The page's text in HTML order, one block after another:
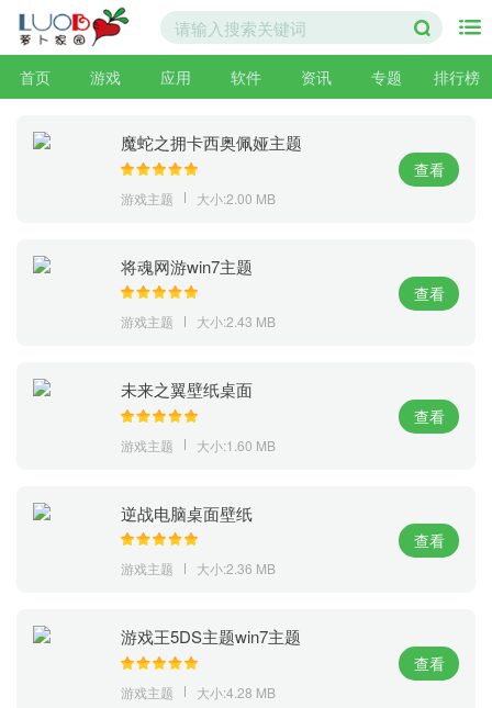
首页 游戏 应用 软件 资讯 专题 排行榜
魔蛇之拥卡西奥佩娅主题
游戏主题 大小:2.00 MB
查看
将魂网游win7主题
游戏主题 大小:2.43 MB
查看
未来之翼壁纸桌面
游戏主题 大小:1.60 MB
查看
逆战电脑桌面壁纸
游戏主题 大小:2.36 MB
查看
游戏王5DS主题win7主题
游戏主题 大小:4.28 MB
查看